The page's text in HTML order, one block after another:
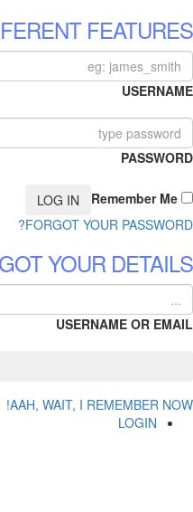
FEATURES
USERNAME
PASSWORD
FORGOT YOUR PASSWORD?
YOUR DETAILS?
USERNAME OR EMAIL
AAH, WAIT, I REMEMBER NOW!
LOGIN